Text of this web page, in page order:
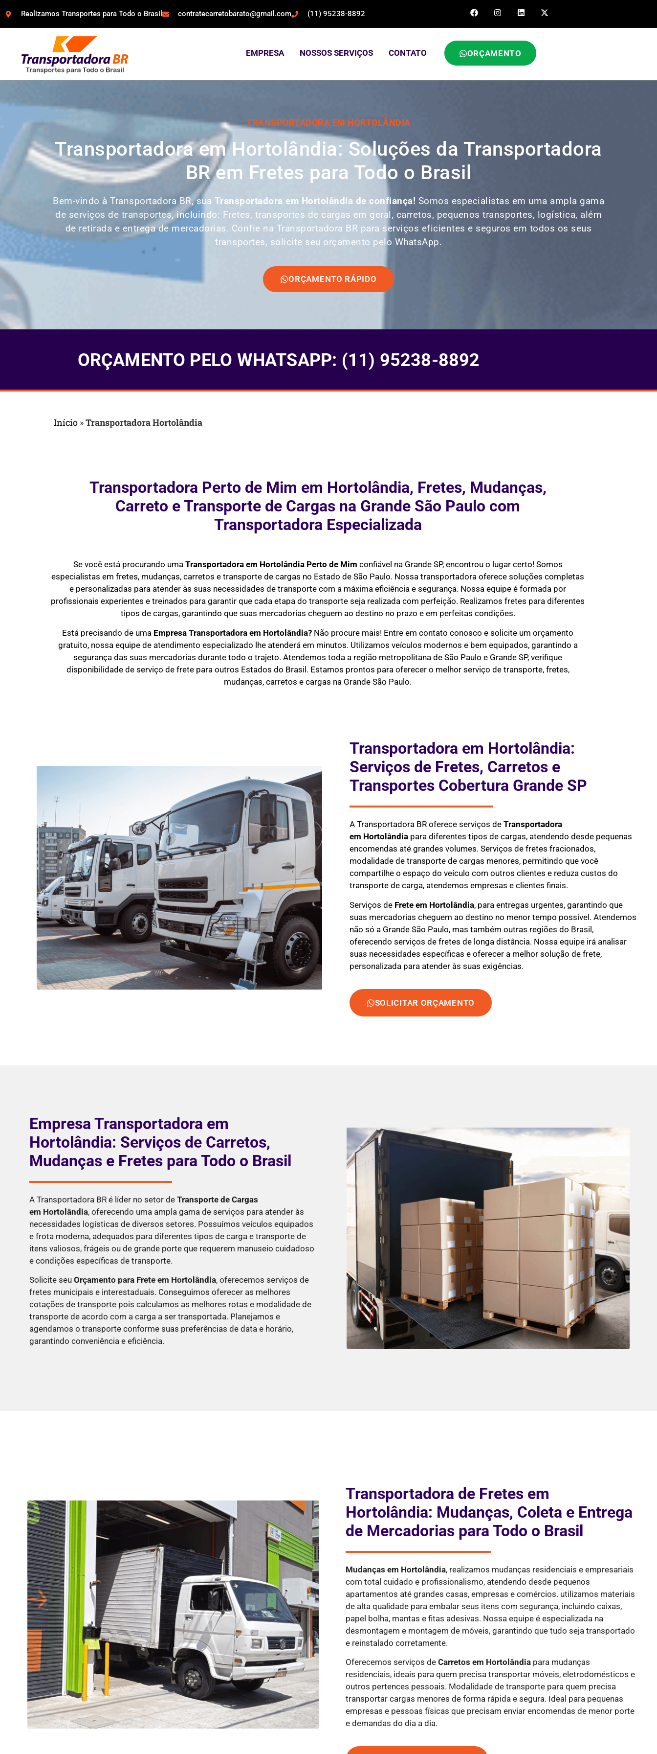
Realizamos Transportes para Todo o Brasil contratecarretobarato@gmail.com (11) 95238-8892
EMPRESA NOSSOS SERVIÇOS CONTATO ORÇAMENTO
TRANSPORTADORA EM HORTOLÂNDIA
Transportadora em Hortolândia: Soluções da Transportadora
BR em Fretes para Todo o Brasil
Bem-vindo à Transportadora BR, sua Transportadora em Hortolândia de confiança! Somos especialistas em uma ampla gama
de serviços de transportes, incluindo: Fretes, transportes de cargas em geral, carretos, pequenos transportes, logística, além
de retirada e entrega de mercadorias. Confie na Transportadora BR para serviços eficientes e seguros em todos os seus
transportes, solicite seu orçamento pelo WhatsApp.
ORÇAMENTO RÁPIDO
ORÇAMENTO PELO WHATSAPP: (11) 95238-8892
Início »Transportadora Hortolândia
Transportadora Perto de Mim em Hortolândia, Fretes, Mudanças,
Carreto e Transporte de Cargas na Grande São Paulo com
Transportadora Especializada
Se você está procurando uma Transportadora em Hortolândia Perto de Mim confiável na Grande SP, encontrou o lugar certo! Somos
especialistas em fretes, mudanças, carretos e transporte de cargas no Estado de São Paulo. Nossa transportadora oferece soluções completas
e personalizadas para atender às suas necessidades de transporte com a máxima eficiência e segurança. Nossa equipe é formada por
profissionais experientes e treinados para garantir que cada etapa do transporte seja realizada com perfeição. Realizamos fretes para diferentes
tipos de cargas, garantindo que suas mercadorias cheguem ao destino no prazo e em perfeitas condições.
Está precisando de uma Empresa Transportadora em Hortolândia? Não procure mais! Entre em contato conosco e solicite um orçamento
gratuito, nossa equipe de atendimento especializado lhe atenderá em minutos. Utilizamos veículos modernos e bem equipados, garantindo a
segurança das suas mercadorias durante todo o trajeto. Atendemos toda a região metropolitana de São Paulo e Grande SP, verifique
disponibilidade de serviço de frete para outros Estados do Brasil. Estamos prontos para oferecer o melhor serviço de transporte, fretes,
mudanças, carretos e cargas na Grande São Paulo.
Transportadora em Hortolândia:
Serviços de Fretes, Carretos e
Transportes Cobertura Grande SP
A Transportadora BR oferece serviços de Transportadora
em Hortolândiapara diferentes tipos de cargas, atendendo desde pequenas
encomendas até grandes volumes. Serviços de fretes fracionados,
modalidade de transporte de cargas menores, permitindo que você
compartilhe o espaço do veículo com outros clientes e reduza custos do
transporte de carga, atendemos empresas e clientes finais.
Serviços de Frete em Hortolândia, para entregas urgentes, garantindo que
suas mercadorias cheguem ao destino no menor tempo possível. Atendemos
não só a Grande São Paulo, mas também outras regiões do Brasil,
oferecendo serviços de fretes de longa distância. Nossa equipe irá analisar
suas necessidades específicas e oferecer a melhor solução de frete,
personalizada para atender às suas exigências.
SOLICITAR ORÇAMENTO
Empresa Transportadora em
Hortolândia: Serviços de Carretos,
Mudanças e Fretes para Todo o Brasil
A Transportadora BR é líder no setor de Transporte de Cargas
em Hortolândia, oferecendo uma ampla gama de serviços para atender às
necessidades logísticas de diversos setores. Possuímos veículos equipados
e frota moderna, adequados para diferentes tipos de carga e transporte de
itens valiosos, frágeis ou de grande porte que requerem manuseio cuidadoso
e condições específicas de transporte.
Solicite seu Orçamento para Frete em Hortolândia, oferecemos serviços de
fretes municipais e interestaduais. Conseguimos oferecer as melhores
cotações de transporte pois calculamos as melhores rotas e modalidade de
transporte de acordo com a carga a ser transportada. Planejamos e
agendamos o transporte conforme suas preferências de data e horário,
garantindo conveniência e eficiência.
Transportadora de Fretes em
Hortolândia: Mudanças, Coleta e Entrega
de Mercadorias para Todo o Brasil
Mudanças em Hortolândia, realizamos mudanças residenciais e empresariais
com total cuidado e profissionalismo, atendendo desde pequenos
apartamentos até grandes casas, empresas e comércios. utilizamos materiais
de alta qualidade para embalar seus itens com segurança, incluindo caixas,
papel bolha, mantas e fitas adesivas. Nossa equipe é especializada na
desmontagem e montagem de móveis, garantindo que tudo seja transportado
e reinstalado corretamente.
Oferecemos serviços deCarretos em Hortolândia para mudanças
residenciais, ideais para quem precisa transportar móveis, eletrodomésticos e
outros pertences pessoais. Modalidade de transporte para quem precisa
transportar cargas menores de forma rápida e segura. Ideal para pequenas
empresas e pessoas físicas que precisam enviar encomendas de menor porte
e demandas do dia a dia.